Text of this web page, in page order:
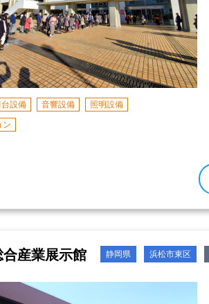
設備 音響設備
照明設備
ン
産業展示館 静岡県 浜松市東区